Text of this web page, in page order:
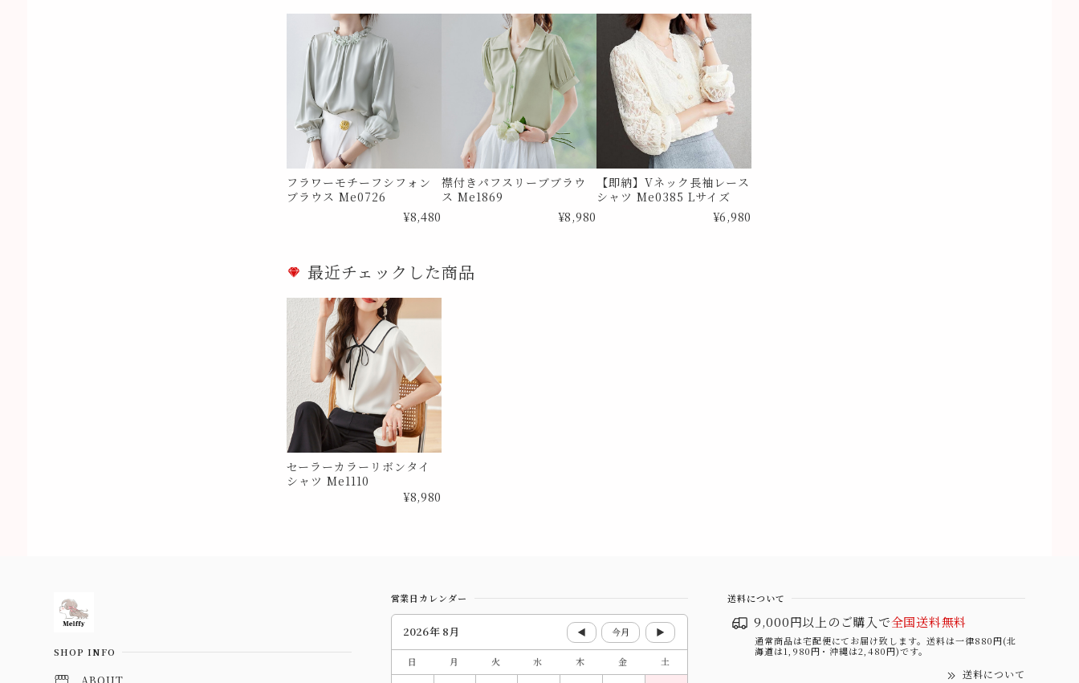
フラワーモチーフシフォン
ブラウス Me0726
¥8,480
襟付きパフスリーブブラウ
ス Me1869
¥8,980
【即納】Vネック長袖レース
シャツ Me0385 Lサイズ
¥6,980
最近チェックした商品
セーラーカラーリボンタイ
シャツ Me1110
¥8,980
Information
SHOP INFO
営業日カレンダー
2026年 8月 ◀ 今月 ▶
日 月 火 水 木 金
土
送料について
9,000円以上のご購入で全国送料無料
通常商品は宅配便にてお届け致します。送料は一律880円(北
海道は1,980円・沖縄は2,480円)です。
送料について